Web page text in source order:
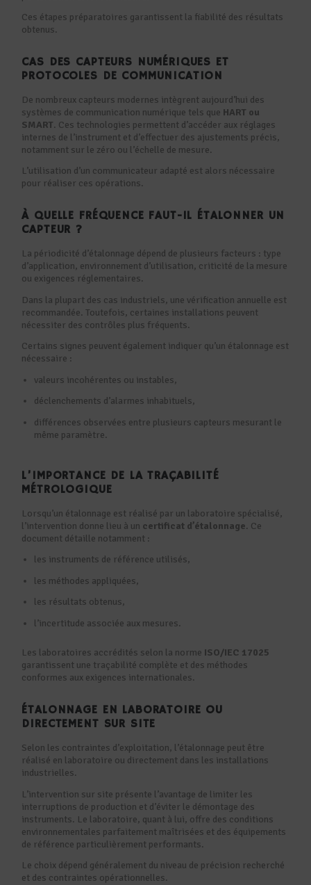
Ces étapes préparatoires garantissent la fiabilité des résultats
obtenus.
CAS DES CAPTEURS NUMÉRIQUES ET
PROTOCOLES DE COMMUNICATION
De nombreux capteurs modernes intègrent aujourd’hui des
systèmes de communication numérique tels que HART ou
SMART. Ces technologies permettent d’accéder aux réglages
internes de l’instrument et d’effectuer des ajustements précis,
notamment sur le zéro ou l’échelle de mesure.
L’utilisation d’un communicateur adapté est alors nécessaire
pour réaliser ces opérations.
À QUELLE FRÉQUENCE FAUT-IL ÉTALONNER UN
CAPTEUR ?
La périodicité d’étalonnage dépend de plusieurs facteurs : type
d’application, environnement d’utilisation, criticité de la mesure
ou exigences réglementaires.
Dans la plupart des cas industriels, une vérification annuelle est
recommandée. Toutefois, certaines installations peuvent
nécessiter des contrôles plus fréquents.
Certains signes peuvent également indiquer qu’un étalonnage est
nécessaire :
valeurs incohérentes ou instables,
déclenchements d’alarmes inhabituels,
différences observées entre plusieurs capteurs mesurant le
même paramètre.
L’IMPORTANCE DE LA TRAÇABILITÉ
MÉTROLOGIQUE
Lorsqu’un étalonnage est réalisé par un laboratoire spécialisé,
l’intervention donne lieu à un certificat d’étalonnage. Ce
document détaille notamment :
les instruments de référence utilisés,
les méthodes appliquées,
les résultats obtenus,
l’incertitude associée aux mesures.
Les laboratoires accrédités selon la norme ISO/IEC 17025
garantissent une traçabilité complète et des méthodes
conformes aux exigences internationales.
ÉTALONNAGE EN LABORATOIRE OU
DIRECTEMENT SUR SITE
Selon les contraintes d’exploitation, l’étalonnage peut être
réalisé en laboratoire ou directement dans les installations
industrielles.
L’intervention sur site présente l’avantage de limiter les
interruptions de production et d’éviter le démontage des
instruments. Le laboratoire, quant à lui, offre des conditions
environnementales parfaitement maîtrisées et des équipements
de référence particulièrement performants.
Le choix dépend généralement du niveau de précision recherché
et des contraintes opérationnelles.